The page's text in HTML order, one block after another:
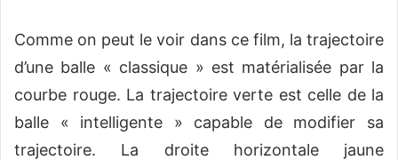
Comme on peut le voir dans ce film, la trajectoire
d’une balle « classique » est matérialisée par la
courbe rouge. La trajectoire verte est celle de la
balle « intelligente » capable de modifier sa
trajectoire. La droite horizontale jaune